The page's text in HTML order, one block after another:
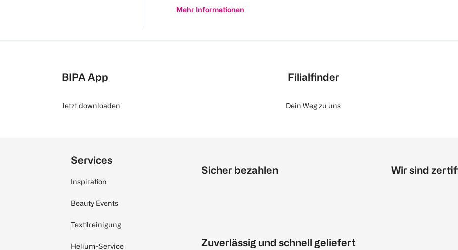
Mehr Informationen
BIPA App
Jetzt downloaden
Filialfinder
Dein Weg zu uns
Services
Inspiration
Beauty Events
Textilreinigung
Helium-Service
Sicher bezahlen
Zuverlässig und schnell geliefert
Wir sind